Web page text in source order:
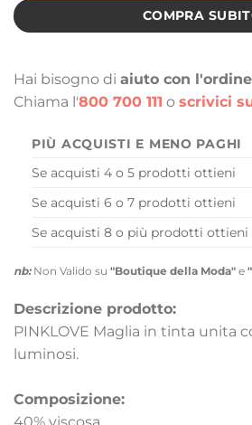
COMPRA
Hai bisogno di aiuto con l'ordine
Chiama l'800 700 111 o scrivici
PIÙ ACQUISTI E MENO PAGHI
Se acquisti 4 o 5 prodotti ottieni
Se acquisti 6 o 7 prodotti ottieni
Se acquisti 8 o più prodotti ottieni
nb:Non Valido su "Boutique della Moda" e
Descrizione prodotto:
PINKLOVE Maglia in tinta unita
luminosi.
Composizione: